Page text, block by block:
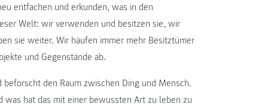
entfachen und erkunden, was in den
Welt: wir verwenden und besitzen sie, wir
sie weiter. Wir häufen immer mehr Besitztümer
und Gegenstände ab.
den Raum zwischen Ding und Mensch.
hat das mit einer bewussten Art zu leben zu